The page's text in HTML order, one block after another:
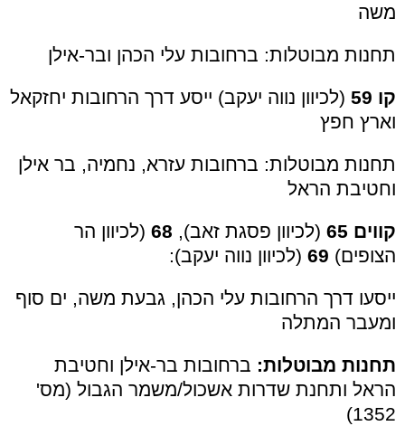
משה
תחנות מבוטלות: ברחובות עלי הכהן ובר-אילן
קו 59
(לכיוון נווה יעקב) ייסע דרך הרחובות יחזקאל
וארץ חפץ
תחנות מבוטלות: ברחובות עזרא, נחמיה, בר אילן
וחטיבת הראל
קווים 65 (לכיוון פסגת זאב), 68 (לכיוון הר
הצופים) 69 (לכיוון נווה יעקב):
ייסעו דרך הרחובות עלי הכהן, גבעת משה, ים סוף
ומעבר המתלה
תחנות מבוטלות: ברחובות בר-אילן וחטיבת
הראל ותחנת שדרות אשכול/משמר הגבול (מס'
1352)